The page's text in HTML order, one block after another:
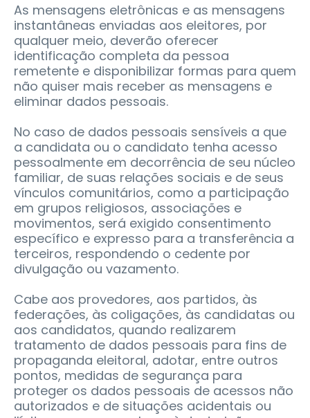
As mensagens eletrônicas e as mensagens
instantâneas enviadas aos eleitores, por
qualquer meio, deverão oferecer
identificação completa da pessoa
remetente e disponibilizar formas para quem
não quiser mais receber as mensagens e
eliminar dados pessoais.
No caso de dados pessoais sensíveis a que
a candidata ou o candidato tenha acesso
pessoalmente em decorrência de seu núcleo
familiar, de suas relações sociais e de seus
vínculos comunitários, como a participação
em grupos religiosos, associações e
movimentos, será exigido consentimento
específico e expresso para a transferência a
terceiros, respondendo o cedente por
divulgação ou vazamento.
Cabe aos provedores, aos partidos, às
federações, às coligações, às candidatas ou
aos candidatos, quando realizarem
tratamento de dados pessoais para fins de
propaganda eleitoral, adotar, entre outros
pontos, medidas de segurança para
proteger os dados pessoais de acessos não
autorizados e de situações acidentais ou